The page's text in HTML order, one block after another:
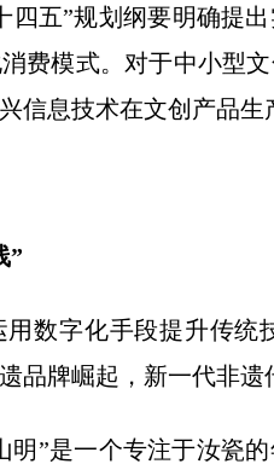
四五”规划纲要明确提
费模式。对于中小型
信息技术在文创产品
”
字化手段提升传统
品牌崛起，新一代非
”是一个专注于汝瓷的